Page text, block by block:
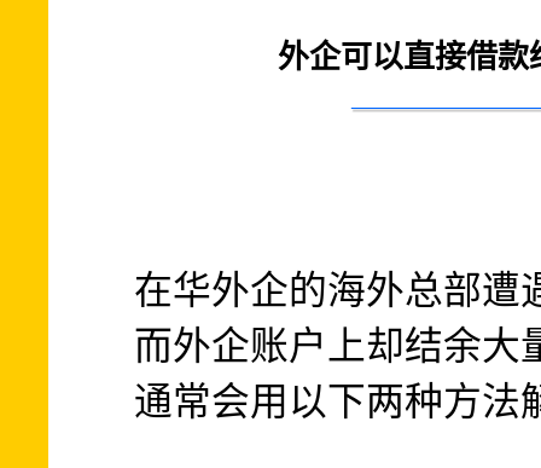
外企可以直接借
在华外企的海外总部遭
而外企账户上却结余大
通常会用以下两种方法